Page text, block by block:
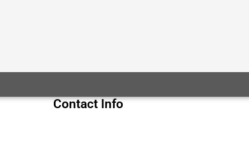
Contact Info